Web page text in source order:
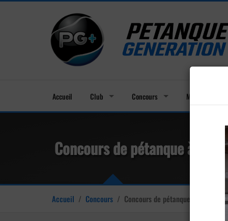
Accueil Club Concours Membres
Concours de pétanque à
Accueil / Concours / Concours de pétanque à